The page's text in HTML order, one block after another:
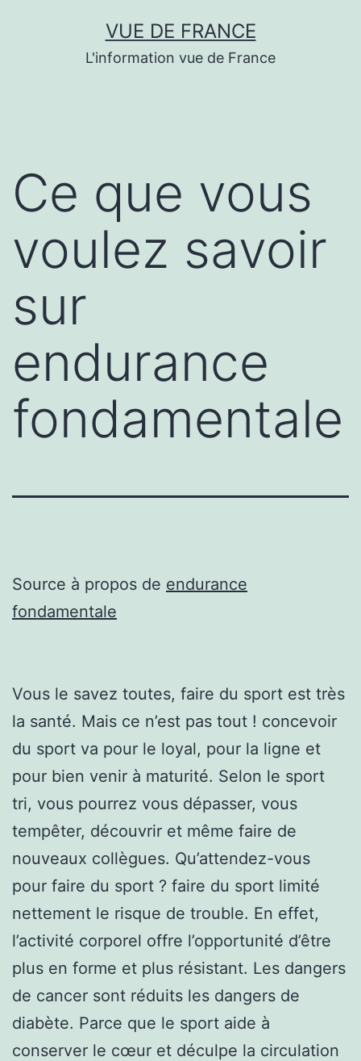
VUE DE FRANCE
L'information vue de France
Ce que vous
voulez savoir
sur
endurance
fondamentale
Source à propos de endurance
fondamentale
Vous le savez toutes, faire du sport est très
la santé. Mais ce n’est pas tout ! concevoir
du sport va pour le loyal, pour la ligne et
pour bien venir à maturité. Selon le sport
tri, vous pourrez vous dépasser, vous
tempêter, découvrir et même faire de
nouveaux collègues. Qu’attendez-vous
pour faire du sport ? faire du sport limité
nettement le risque de trouble. En effet,
l’activité corporel offre l’opportunité d’être
plus en forme et plus résistant. Les dangers
de cancer sont réduits les dangers de
diabète. Parce que le sport aide à
conserver le cœur et déculpe la circulation